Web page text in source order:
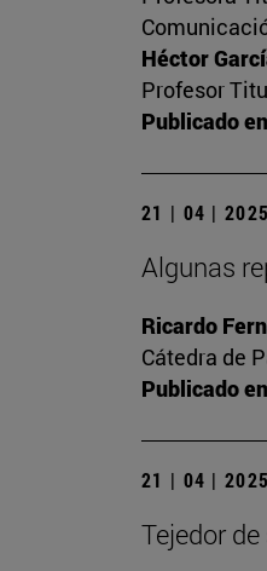
Héctor
Profesor
Publicado
21 | 04 | 2025
Algunas
Ricardo
Cátedra de
Publicado
21 | 04 | 2025
Tejedor